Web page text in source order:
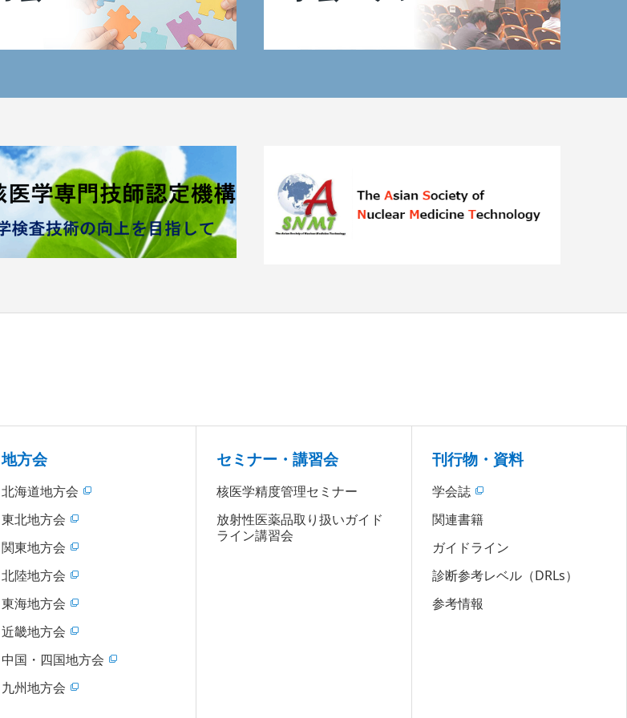
地方会
北海道地方会
東北地方会
関東地方会
北陸地方会
東海地方会
近畿地方会
中国・四国地方会
九州地方会
セミナー・講習会
核医学精度管理セミナー
放射性医薬品取り扱いガイド
ライン講習会
刊行物・資料
学会誌
関連書籍
ガイドライン
診断参考レベル（DRLs）
参考情報